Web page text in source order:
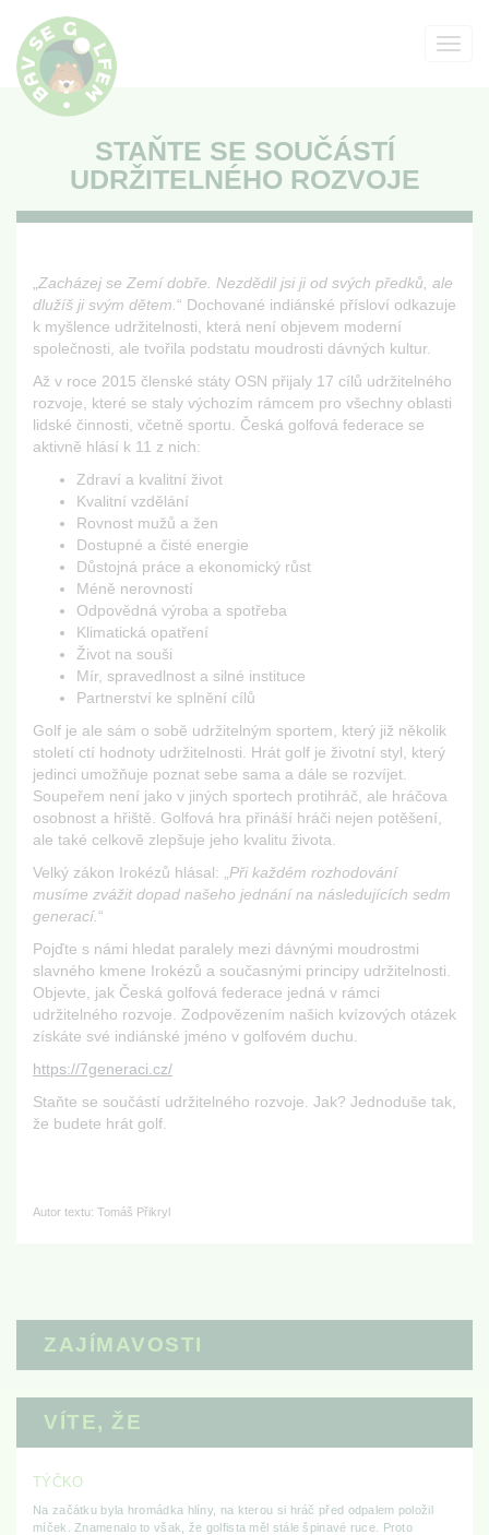
STAŇTE SE SOUČÁSTÍ
UDRŽITELNÉHO ROZVOJE
Zacházej se Zemí dobře. Nezdědil jsi ji od svých předků, ale
dlužíš ji svým dětem. “ Dochované indiánské přísloví odkazuje
k myšlence udržitelnosti, která není objevem moderní
společnosti, ale tvořila podstatu moudrosti dávných kultur.
Až v roce 2015 členské státy OSN přijaly 17 cílů udržitelného
rozvoje, které se staly výchozím rámcem pro všechny oblasti
lidské činnosti, včetně sportu. Česká golfová federace se
aktivně hlásí k 11 z nich:
Zdraví a kvalitní život
Kvalitní vzdělání
Rovnost mužů a žen
Dostupné a čisté energie
Důstojná práce a ekonomický růst
Méně nerovností
Odpovědná výroba a spotřeba
Klimatická opatření
Život na souši
Mír, spravedlnost a silné instituce
Partnerství ke splnění cílů
Golf je ale sám o sobě udržitelným sportem, který již několik
století ctí hodnoty udržitelnosti. Hrát golf je životní styl, který
jedinci umožňuje poznat sebe sama a dále se rozvíjet.
Soupeřem není jako v jiných sportech protihráč, ale hráčova
osobnost a hřiště. Golfová hra přináší hráči nejen potěšení,
ale také celkově zlepšuje jeho kvalitu života.
Velký zákon Irokézů hlásal: „ Při každém rozhodování
musíme zvážit dopad našeho jednání na následujících sedm
generací.“
Pojďte s námi hledat paralely mezi dávnými moudrostmi
slavného kmene Irokézů a současnými principy udržitelnosti.
Objevte, jak Česká golfová federace jedná v rámci
udržitelného rozvoje. Zodpovězením našich kvízových otázek
získáte své indiánské jméno v golfovém duchu.
https://7generaci.cz/
Staňte se součástí udržitelného rozvoje. Jak? Jednoduše tak,
že budete hrát golf.
Autor textu: Tomáš Přikryl
ZAJÍMAVOSTI
VÍTE, ŽE
TÝČKO
Na začátku byla hromádka hlíny, na kterou si hráč před odpalem položil
míček. Znamenalo to však, že golfista měl stále špinavé ruce. Proto